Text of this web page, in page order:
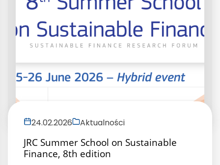
JRC Summer School on Sustainable
Finance, 8th edition
24.02.2026 Aktualności